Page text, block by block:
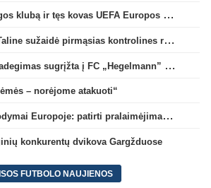
„Gintra“ nustelbė Rygos klubą ir tęs kovas UEFA Europos taurės atrankoje
Vaikinų U15 rinktinė Taline sužaidė pirmąsias kontrolines rungtynes
Kristupas–Algirdas Padegimas sugrįžta į FC „Hegelmann” B sudėtį
– norėjome atakuoti“
Lietuvos klubų pasirodymai Europoje: patirti pralaimėjimai Kroatijos atstovams
konkurentų dvikova Gargžduose
FUTBOLO NAUJIENOS